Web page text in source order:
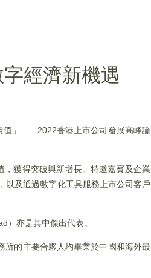
經濟新機遇
值」——2022香港上市公司發展高峰論
獲得突破與新增長。特邀嘉賓及企業
以及通過數字化工具服務上市公司客戶
亦是其中傑出代表。
所的主要合夥人均畢業於中國和海外最